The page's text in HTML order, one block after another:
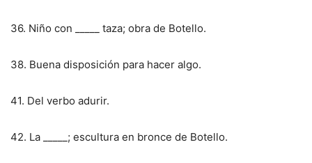
36. Niño con _____ taza; obra de Botello.
38. Buena disposición para hacer algo.
41. Del verbo adurir.
42. La _____; escultura en bronce de Botello.